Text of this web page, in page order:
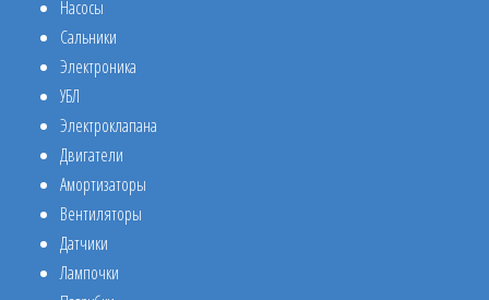
Насосы
Сальники
Электроника
УБЛ
Электроклапана
Двигатели
Амортизаторы
Вентиляторы
Датчики
Лампочки